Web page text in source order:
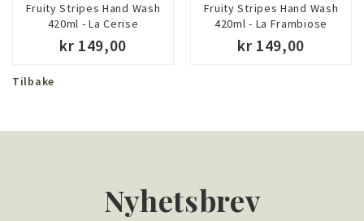
Fruity Stripes Hand Wash
420ml - La Cerise
kr 149,00
Fruity Stripes Hand Wash
420ml - La Frambiose
kr 149,00
Tilbake
Nyhetsbrev